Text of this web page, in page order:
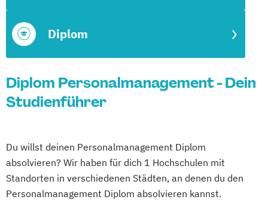
Diplom
Diplom Personalmanagement - Dein
Studienführer
Du willst deinen Personalmanagement Diplom
absolvieren? Wir haben für dich 1 Hochschulen mit
Standorten in verschiedenen Städten, an denen du den
Personalmanagement Diplom absolvieren kannst.